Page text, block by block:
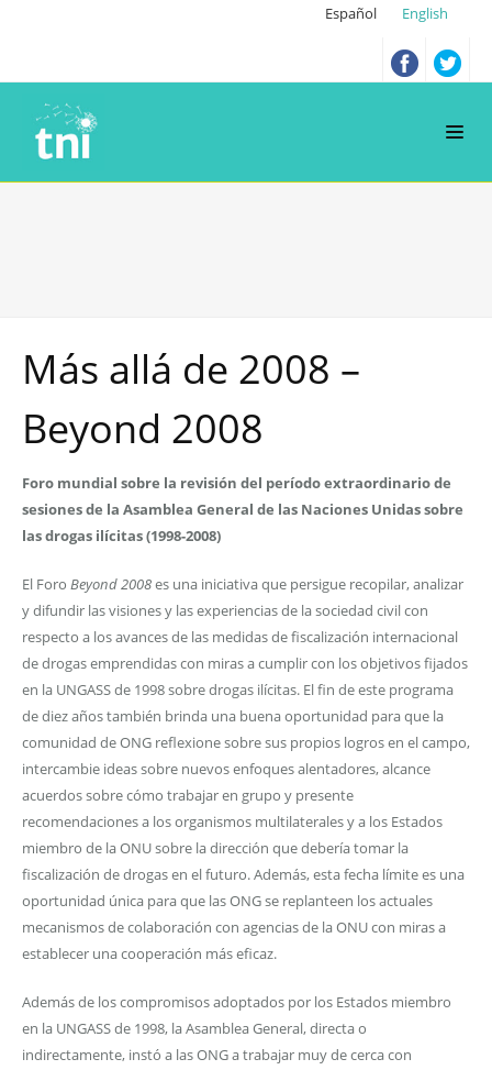
Español English
Más allá de 2008 –
Beyond 2008
Foro mundial sobre la revisión del período extraordinario de
sesiones de la Asamblea General de las Naciones Unidas sobre
las drogas ilícitas (1998-2008)
El Foro Beyond 2008es una iniciativa que persigue recopilar, analizar
y difundir las visiones y las experiencias de la sociedad civil con
respecto a los avances de las medidas de fiscalización internacional
de drogas emprendidas con miras a cumplir con los objetivos fijados
en la UNGASS de 1998 sobre drogas ilícitas. El fin de este programa
de diez años también brinda una buena oportunidad para que la
comunidad de ONG reflexione sobre sus propios logros en el campo,
intercambie ideas sobre nuevos enfoques alentadores, alcance
acuerdos sobre cómo trabajar en grupo y presente
recomendaciones a los organismos multilaterales y a los Estados
miembro de la ONU sobre la dirección que debería tomar la
fiscalización de drogas en el futuro. Además, esta fecha límite es una
oportunidad única para que las ONG se replanteen los actuales
mecanismos de colaboración con agencias de la ONU con miras a
establecer una cooperación más eficaz.
Además de los compromisos adoptados por los Estados miembro
en la UNGASS de 1998, la Asamblea General, directa o
indirectamente, instó a las ONG a trabajar muy de cerca con